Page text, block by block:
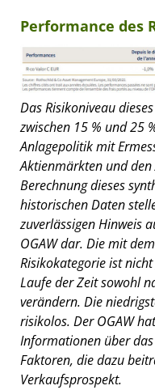
Performance des
Das Risikoniveau
zwischen 15 % und 25
Anlagepolitik mit
Aktienmärkten und
Berechnung dieses
historischen Daten
zuverlässigen Hinweis
OGAW dar. Die mit
Risikokategorie ist
Laufe der Zeit sowohl
verändern. Die
risikolos. Der OGAW
Informationen über
Faktoren, die dazu
Verkaufsprospekt.